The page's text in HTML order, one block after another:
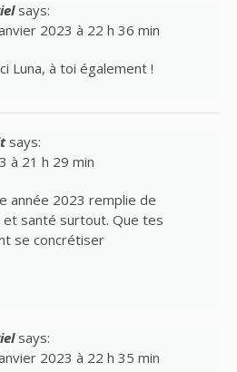
says:
2023 à 22 h 36 min
Luna, à toi également !
says:
à 21 h 29 min
année 2023 remplie de
et santé surtout. Que tes
se concrétiser
says:
2023 à 22 h 35 min